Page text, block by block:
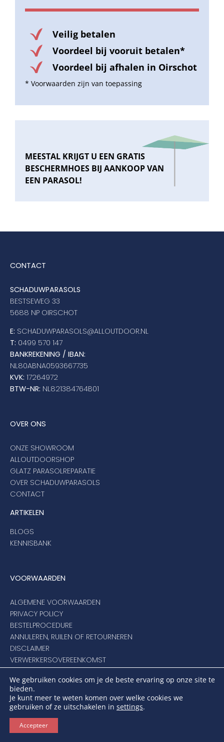
Veilig betalen
Voordeel bij vooruit betalen*
Voordeel bij afhalen in Oirschot
* Voorwaarden zijn van toepassing
MEESTAL KRIJGT U EEN GRATIS
BESCHERMHOES BIJ AANKOOP VAN
EEN PARASOL!
CONTACT
SCHADUWPARASOLS
BESTSEWEG 33
5688 NP OIRSCHOT
E: SCHADUWPARASOLS@ALLOUTDOOR.NL
T: 0499 570 147
BANKREKENING / IBAN:
NL80ABNA0593667735
KVK: 17264972
BTW-NR: NL821384764B01
OVER ONS
ONZE SHOWROOM
ALLOUTDOORSHOP
GLATZ PARASOLREPARATIE
OVER SCHADUWPARASOLS
CONTACT
ARTIKELEN
BLOGS
KENNISBANK
VOORWAARDEN
ALGEMENE VOORWAARDEN
PRIVACY POLICY
BESTELPROCEDURE
ANNULEREN, RUILEN OF RETOURNEREN
DISCLAIMER
VERWERKERSOVEREENKOMST
KLANTENSERVICE
VEILIG BETALEN
SCHADUWPARASOLS BIEDT U VEILIG BETAALGEMAK
We gebruiken cookies om je de beste ervaring op onze site te
bieden.
Je kunt meer te weten komen over welke cookies we
gebruiken of ze uitschakelen in settings.
Accepteer